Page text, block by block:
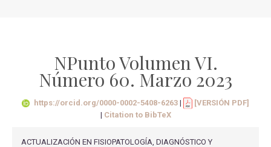
NPunto Volumen VI.
Número 60. Marzo 2023
https://orcid.org/0000-0002-5408-6263|
[VERSIÓN PDF]
| Citation to BibTeX
ACTUALIZACIÓN EN FISIOPATOLOGÍA, DIAGNÓSTICO Y